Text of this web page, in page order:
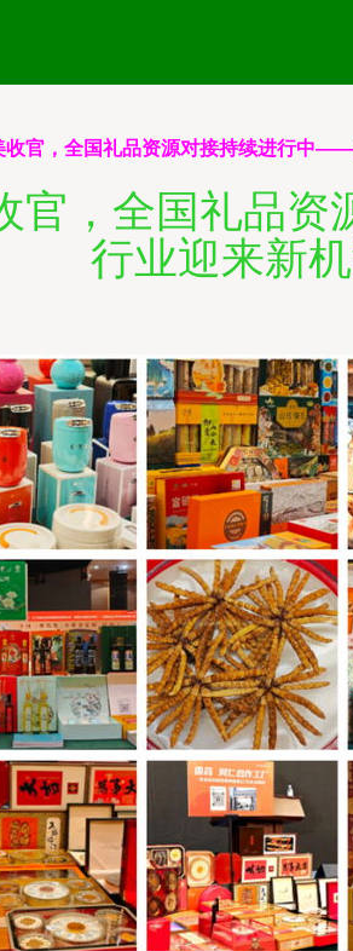
收官，全国礼品资源对接持续进行中
官，全国礼品
行业迎来新